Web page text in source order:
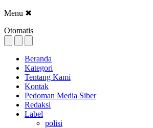
Menu ✖
Otomatis
Beranda
Kategori
Tentang Kami
Kontak
Pedoman Media Siber
Redaksi
Label
polisi